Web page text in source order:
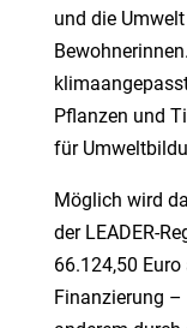
und die
Pflanzen und
für
Möglich wird
der LEADER-
66.124,50
Finanzierung –